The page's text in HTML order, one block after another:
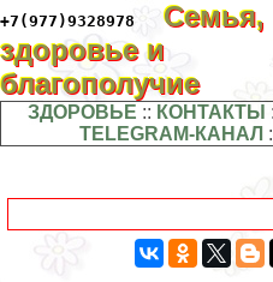
+7(977)9328978
Семья,
здоровье и
благополучие
ЗДОРОВЬЕ :: КОНТАКТЫ
TELEGRAM-КАНАЛ